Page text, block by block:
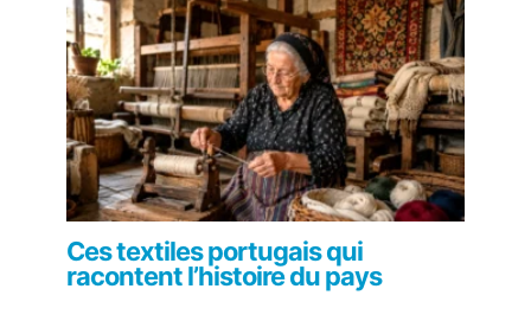
Ces textiles portugais qui
racontent l’histoire du pays